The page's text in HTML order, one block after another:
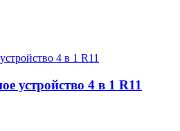
устройство 4 в 1 R11